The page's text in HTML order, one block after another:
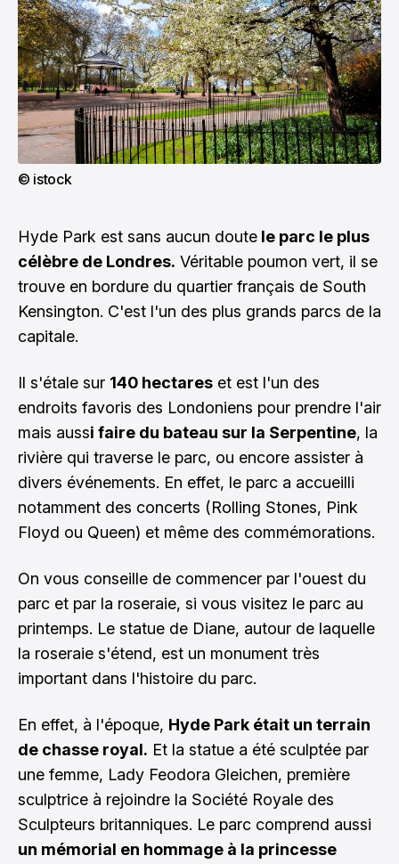
© istock
Hyde Park est sans aucun doute le parc le plus
célèbre de Londres. Véritable poumon vert, il se
trouve en bordure du quartier français de South
Kensington. C'est l'un des plus grands parcs de la
capitale.
Il s'étale sur 140 hectares et est l'un des
endroits favoris des Londoniens pour prendre l'air
mais aussi faire du bateau sur la Serpentine, la
rivière qui traverse le parc, ou encore assister à
divers événements. En effet, le parc a accueilli
notamment des concerts (Rolling Stones, Pink
Floyd ou Queen) et même des commémorations.
On vous conseille de commencer par l'ouest du
parc et par la roseraie, si vous visitez le parc au
printemps. Le statue de Diane, autour de laquelle
la roseraie s'étend, est un monument très
important dans l'histoire du parc.
En effet, à l'époque, Hyde Park était un terrain
de chasse royal. Et la statue a été sculptée par
une femme, Lady Feodora Gleichen, première
sculptrice à rejoindre la Société Royale des
Sculpteurs britanniques. Le parc comprend aussi
un mémorial en hommage à la princesse